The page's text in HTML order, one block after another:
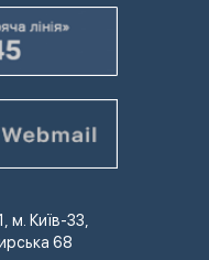
м. Київ-33,
68